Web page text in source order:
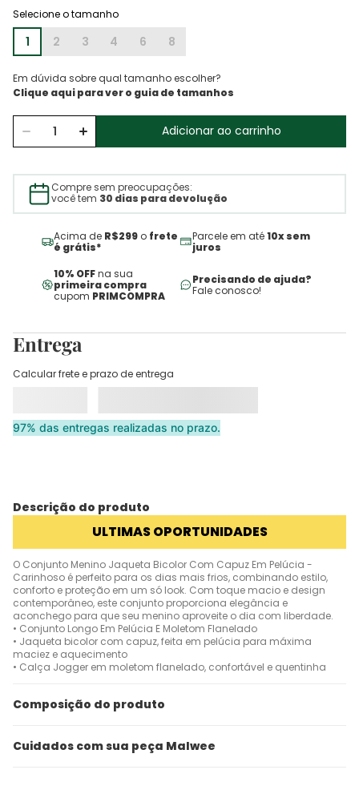
1 2 3 4 6 8
Em dúvida sobre qual tamanho escolher?
Adicionar ao carrinho
Compre sem preocupações:
você tem 30 dias para devolução
Acima de R$299 o frete
é grátis*
Parcele em até10x sem
juros
10% OFFna sua
primeira compra
cupom PRIMCOMPRA
Precisando de ajuda?
Fale conosco!
Entrega
Calcular frete e prazo de entrega
97% das entregas realizadas no prazo.
Descrição do produto
ULTIMAS OPORTUNIDADES
O Conjunto Menino Jaqueta Bicolor Com Capuz Em Pelúcia -
Carinhoso é perfeito para os dias mais frios, combinando estilo,
conforto e proteção em um só look. Com toque macio e design
contemporâneo, este conjunto proporciona elegância e
aconchego para que seu menino aproveite o dia com liberdade.
• Conjunto Longo Em Pelúcia E Moletom Flanelado
• Jaqueta bicolor com capuz, feita em pelúcia para máxima
maciez e aquecimento
• Calça Jogger em moletom flanelado, confortável e quentinha
Composição do produto
Cuidados com sua peça Malwee